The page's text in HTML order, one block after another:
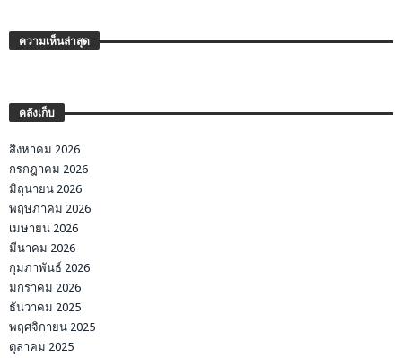
ความเห็นล่าสุด
คลังเก็บ
สิงหาคม 2026
กรกฎาคม 2026
มิถุนายน 2026
พฤษภาคม 2026
เมษายน 2026
มีนาคม 2026
กุมภาพันธ์ 2026
มกราคม 2026
ธันวาคม 2025
พฤศจิกายน 2025
ตุลาคม 2025